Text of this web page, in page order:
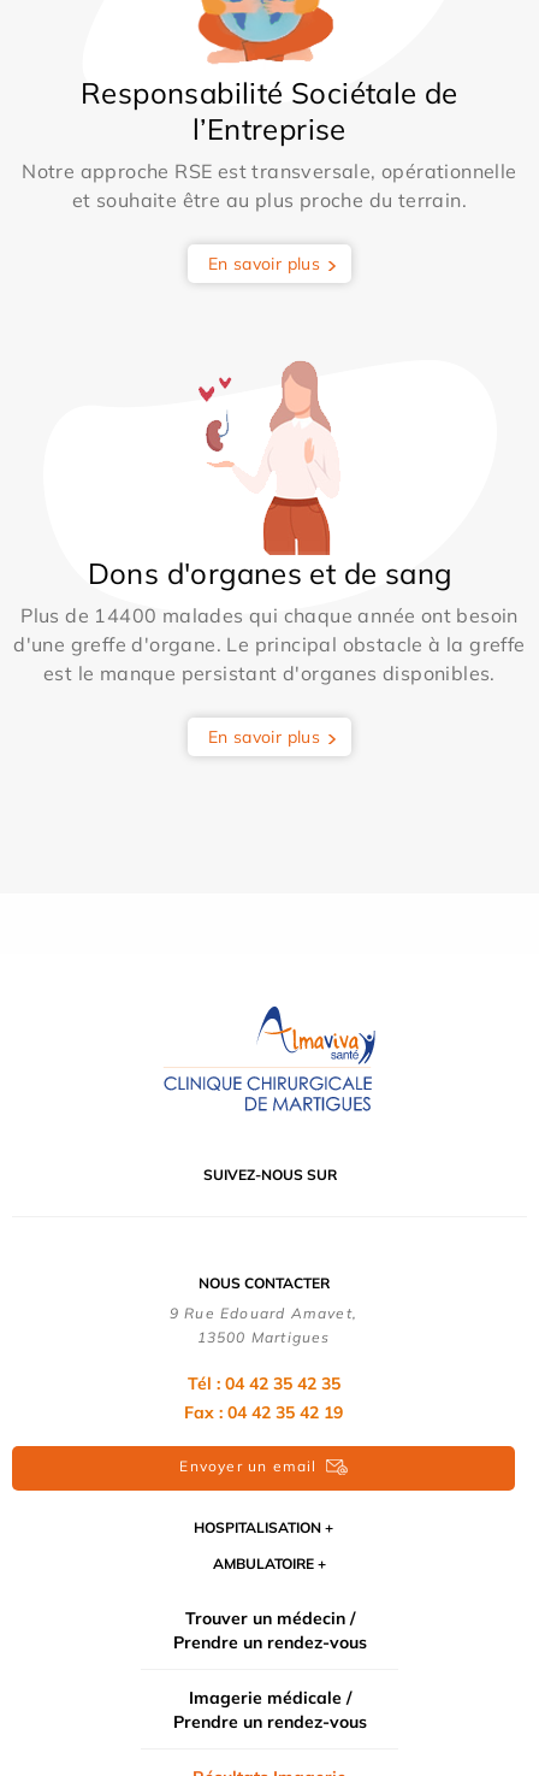
Responsabilité Sociétale de
l’Entreprise
Notre approche RSE est transversale, opérationnelle
et souhaite être au plus proche du terrain.
En savoir plus
Dons d'organes et de sang
Plus de 14400 malades qui chaque année ont besoin
d'une greffe d'organe. Le principal obstacle à la greffe
est le manque persistant d'organes disponibles.
En savoir plus
SUIVEZ-NOUS SUR
NOUS CONTACTER
9 Rue Edouard Amavet,
13500 Martigues
Tél : 04 42 35 42 35
Fax : 04 42 35 42 19
Envoyer un email
HOSPITALISATION
AMBULATOIRE
Trouver un médecin /
Prendre un rendez-vous
Imagerie médicale /
Prendre un rendez-vous